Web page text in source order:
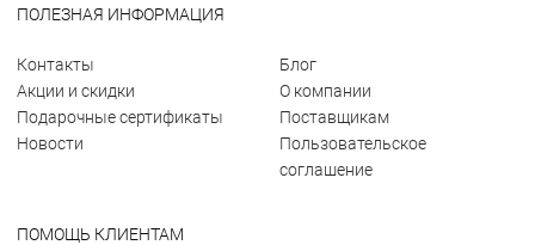
ПОЛЕЗНАЯ ИНФОРМАЦИЯ
Контакты
Акции и скидки
Подарочные сертификаты
Новости
Блог
О компании
Поставщикам
Пользовательское
соглашение
ПОМОЩЬ КЛИЕНТАМ